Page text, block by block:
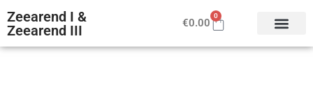
Zeearend I &
Zeearend III
€0.00
0